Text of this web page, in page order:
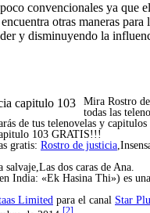
convencionales ya que
otras maneras para
y disminuyendo la
Mira Rostro
todas las
de tus telenovelas y
103 GRATIS!!!
gratis: Rostro de justicia
dos caras de Ana.
India: «Ek Hasina Thi») es
Limited para el canal Star